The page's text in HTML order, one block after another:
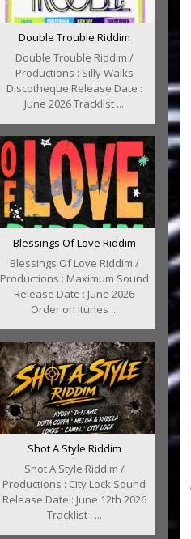
Double Trouble Riddim
Double Trouble Riddim /
Productions : Silly Walks
Discotheque Release Date :
June 2026 Tracklist ...
Blessings Of Love Riddim
Blessings Of Love Riddim /
Productions : Maximum Sound
Release Date : June 2026
Order on Itunes ...
Shot A Style Riddim
Shot A Style Riddim /
Productions : City Lock Sound
Release Date : June 12th 2026
Tracklist : ...